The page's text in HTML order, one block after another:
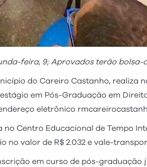
feira, 9; Aprovados terão bolsa-
do Careiro Castanho, realiza
em Pós-Graduação em
eletrônico
Centro Educacional de Tempo
valor de R$ 2.032 e vale-
em curso de pós-graduação